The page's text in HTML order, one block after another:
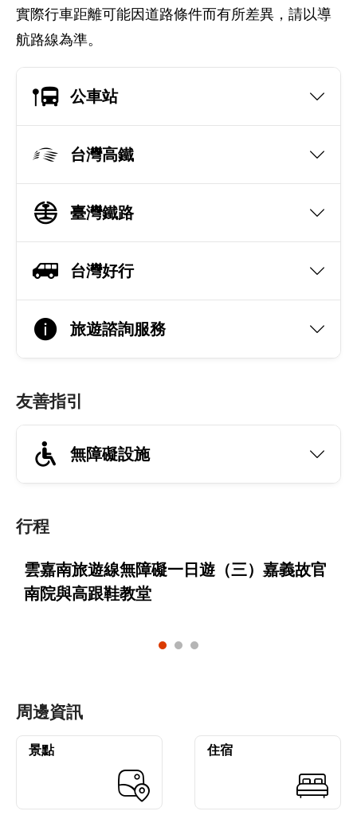
實際行車距離可能因道路條件而有所差異，請以導
航路線為準。
公車站
台灣高鐵
臺灣鐵路
台灣好行
旅遊諮詢服務
友善指引
無障礙設施
行程
雲嘉南旅遊線無障礙一日遊（三）嘉義故官
南院與高跟鞋教堂
周邊資訊
景點 住宿